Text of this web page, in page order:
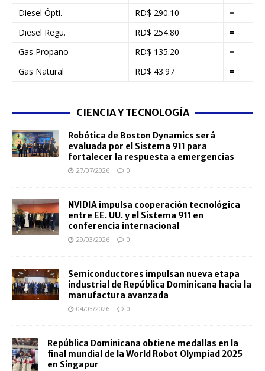
Diesel Ópti.
RD$ 290.10
=
Diesel Regu.
RD$ 254.80
=
Gas Propano
RD$ 135.20
=
Gas Natural
RD$ 43.97 =
CIENCIA Y TECNOLOGÍA
Robótica de Boston Dynamics será
evaluada por el Sistema 911 para
fortalecer la respuesta a emergencias
27/07/2026 0
NVIDIA impulsa cooperación tecnológica
entre EE. UU. y el Sistema 911 en
conferencia internacional
29/03/2026 0
Semiconductores impulsan nueva etapa
industrial de República Dominicana hacia la
manufactura avanzada
04/03/2026 0
República Dominicana obtiene medallas en la
final mundial de la World Robot Olympiad 2025
en Singapur